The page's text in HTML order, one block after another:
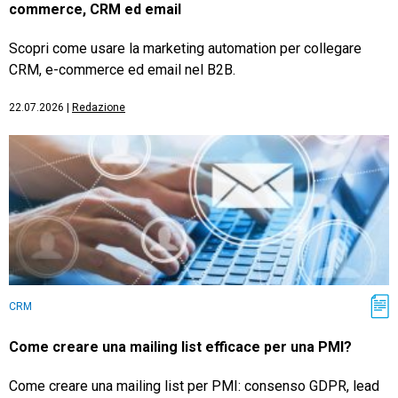
commerce, CRM ed email
Scopri come usare la marketing automation per collegare
CRM, e-commerce ed email nel B2B.
22.07.2026 Redazione
CRM
Come creare una mailing list efficace per una PMI?
Come creare una mailing list per PMI: consenso GDPR, lead